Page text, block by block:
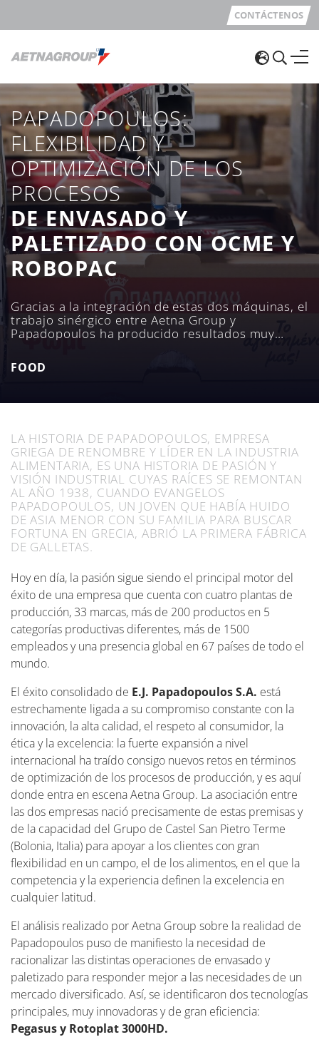
CONTÁCTENOS
PAPADOPOULOS:
FLEXIBILIDAD Y
OPTIMIZACIÓN DE LOS
PROCESOS
DE ENVASADO Y
PALETIZADO CON OCME Y
ROBOPAC
Gracias a la integración de estas dos máquinas, el
trabajo sinérgico entre Aetna Group y
Papadopoulos ha producido resultados muy
productividad y de reducción de los tiempos de
inactividad, lo que ha permitido a la gran
liderazgo.
FOOD
LA HISTORIA DE PAPADOPOULOS, EMPRESA
GRIEGA DE RENOMBRE Y LÍDER EN LA INDUSTRIA
ALIMENTARIA, ES UNA HISTORIA DE PASIÓN Y
VISIÓN INDUSTRIAL CUYAS RAÍCES SE REMONTAN
AL AÑO 1938, CUANDO EVANGELOS
PAPADOPOULOS, UN JOVEN QUE HABÍA HUIDO
DE ASIA MENOR CON SU FAMILIA PARA BUSCAR
FORTUNA EN GRECIA, ABRIÓ LA PRIMERA FÁBRICA
DE GALLETAS.
Hoy en día, la pasión sigue siendo el principal motor del
éxito de una empresa que cuenta con cuatro plantas de
producción, 33 marcas, más de 200 productos en 5
categorías productivas diferentes, más de 1500
empleados y una presencia global en 67 países de todo el
mundo.
El éxito consolidado de E.J. Papadopoulos S.A. está
estrechamente ligada a su compromiso constante con la
innovación, la alta calidad, el respeto al consumidor, la
ética y la excelencia: la fuerte expansión a nivel
internacional ha traído consigo nuevos retos en términos
de optimización de los procesos de producción, y es aquí
donde entra en escena Aetna Group. La asociación entre
las dos empresas nació precisamente de estas premisas y
de la capacidad del Grupo de Castel San Pietro Terme
(Bolonia, Italia) para apoyar a los clientes con gran
flexibilidad en un campo, el de los alimentos, en el que la
competencia y la experiencia definen la excelencia en
cualquier latitud.
El análisis realizado por Aetna Group sobre la realidad de
Papadopoulos puso de manifiesto la necesidad de
racionalizar las distintas operaciones de envasado y
paletizado para responder mejor a las necesidades de un
mercado diversificado. Así, se identificaron dos tecnologías
principales, muy innovadoras y de gran eficiencia:
Pegasus y Rotoplat 3000HD.